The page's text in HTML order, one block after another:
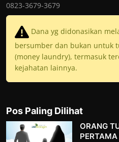
0823-3679-3679
Dana yg didonasikan
bersumber dan bukan untuk
(money laundry), termasuk
kejahatan lainnya.
Pos Paling Dilihat
ORANG